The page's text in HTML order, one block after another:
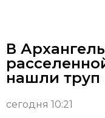
В
нашли
сегодня 10:21